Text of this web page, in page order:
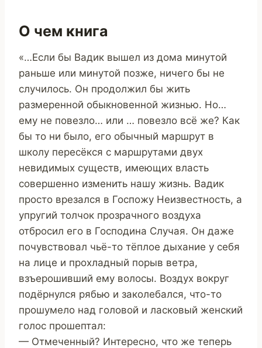
О чем книга
«…Если бы Вадик вышел из дома минутой
раньше или минутой позже, ничего бы не
случилось. Он продолжил бы жить
размеренной обыкновенной жизнью. Но…
ему не повезло… или … повезло всё же? Как
бы то ни было, его обычный маршрут в
школу пересёкся с маршрутами двух
невидимых существ, имеющих власть
совершенно изменить нашу жизнь. Вадик
просто врезался в Госпожу Неизвестность, а
упругий толчок прозрачного воздуха
отбросил его в Господина Случая. Он даже
почувствовал чьё-то тёплое дыхание у себя
на лице и прохладный порыв ветра,
взъерошивший ему волосы. Воздух вокруг
подёрнулся рябью и заколебался, что-то
прошумело над головой и ласковый женский
голос прошептал:
— Отмеченный? Интересно, что же теперь